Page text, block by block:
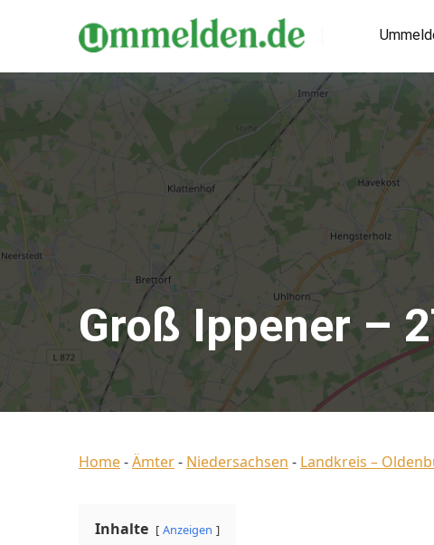
Groß Ippener –
Home-Ämter- Niedersachsen - Landkreis –
Inhalte Anzeigen